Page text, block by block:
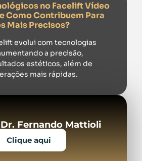
no Facelift Vídeo
Como Contribuem Para
Mais Precisos?
evolui com tecnologias
a precisão,
estéticos, além de
mais rápidas.
Fernando Mattioli
Clique aqui